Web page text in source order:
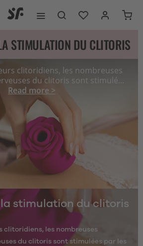
STIMULATION DU CLITORIS
clitoridiens, les nombreuses
du clitoris sont stimulé...
Read more >
stimulation du clitoris
clitoridiens, les nombreuses
du clitoris sont stimulées par les